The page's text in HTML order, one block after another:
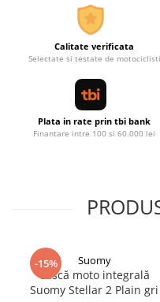
Calitate verificata
Selectate si testate de motociclisti
Plata in rate prin tbi bank
Finantare intre 100 si 60.000 lei
-15% Suomy
Cască moto integrală
Suomy Stellar 2 Plain gri